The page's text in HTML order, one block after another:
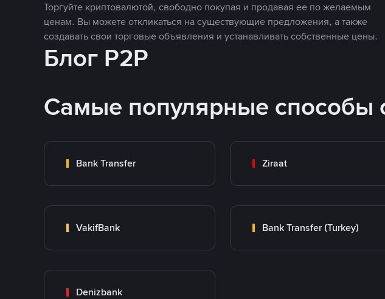
Торгуйте криптовалютой, свободно покупая и продавая ее по желаемым
ценам. Вы можете откликаться на существующие предложения, а также
создавать свои торговые объявления и устанавливать собственные цены.
Блог P2P
Самые популярные способы
Bank Transfer Ziraat
VakifBank Bank Transfer (Turkey)
Denizbank